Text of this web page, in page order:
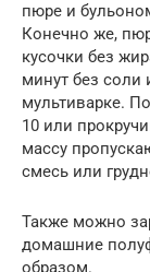
пюре и
Конечно же,
кусочки без
минут без соли
мультиварке.
10 или
массу
смесь или
Также можно
домашние
образом.